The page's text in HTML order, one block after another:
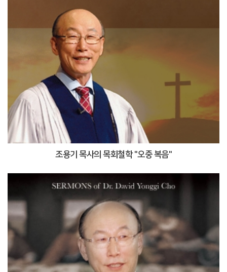
조용기 목사의 목회철학 "오중 복음"